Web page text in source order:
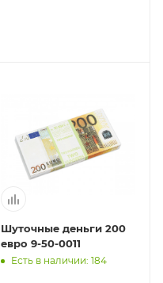
Шуточные деньги 200
евро 9-50-0011
Есть в наличии: 184